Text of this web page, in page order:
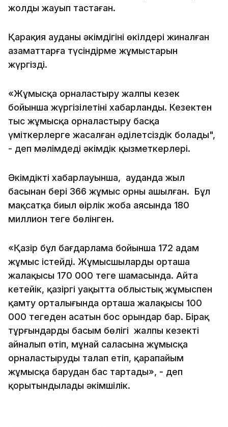
жолды жауып тастаған.
Қарақия ауданы әкімдігінің өкілдері жиналған
азаматтарға түсіндірме жұмыстарын
жүргізді.
«Жұмысқа орналастыру жалпы кезек
бойынша жүргізілетіні хабарланды. Кезектен
тыс жұмысқа орналастыру басқа
үміткерлерге жасалған әділетсіздік болады",
- деп мәлімдеді әкімдік қызметкерлері.
Әкімдіктің хабарлауынша, ауданда жыл
басынан бері 366 жұмыс орны ашылған. Бұл
мақсатқа биыл өңірлік жоба аясында 180
миллион теңге бөлінген.
«Қазір бұл бағдарлама бойынша 172 адам
жұмыс істейді. Жұмысшылардың орташа
жалақысы 170 000 теңге шамасында. Айта
кетейік, қазіргі уақытта облыстық жұмыспен
қамту орталығында орташа жалақысы 100
000 теңгеден асатын бос орындар бар. Бірақ
тұрғындардың басым бөлігі жалпы кезекті
айналып өтіп, мұнай саласына жұмысқа
орналастыруды талап етіп, қарапайым
жұмысқа барудан бас тартады», - деп
қорытындылады әкімшілік.